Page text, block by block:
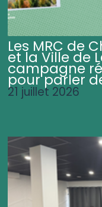
Les MRC de
et la Ville de
campagne
pour parler
21 juillet 2026